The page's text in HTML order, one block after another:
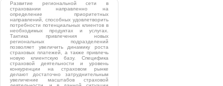
Развитие региональной сети в
страховании направленно на
определение приоритетных
направлений, способных удовлетворить
потребности потенциальных клиентов в
необходимых продуктах и услугах.
Тактика привлечения новых
региональных подразделений
позволяет увеличить динамику роста
страховых платежей, а также привлечь
новую клиентскую базу. Специфика
страховой деятельности и уровень
конкуренции на страховом рынке
делают достаточно затруднительным
увеличение масштабов страховой